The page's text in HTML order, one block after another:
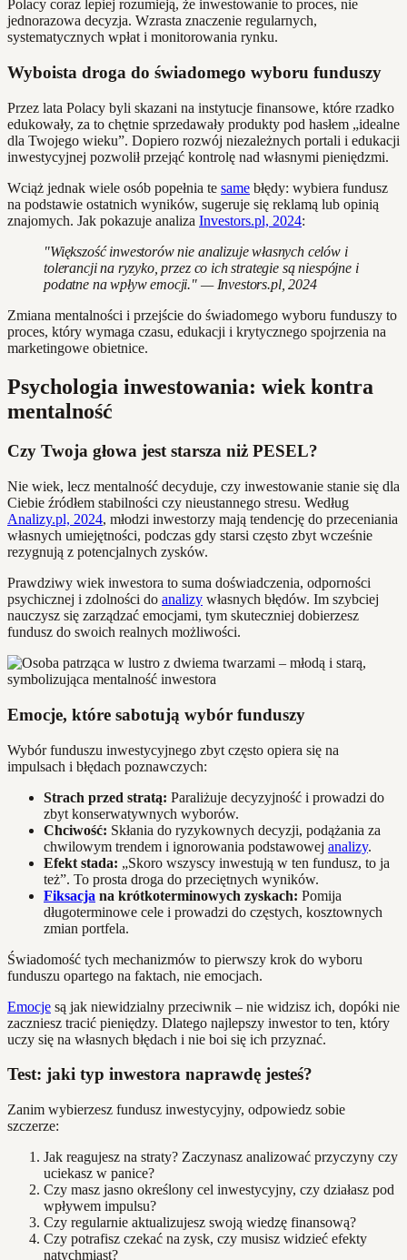
Polacy coraz lepiej rozumieją, że inwestowanie to proces, nie
jednorazowa decyzja. Wzrasta znaczenie regularnych,
systematycznych wpłat i monitorowania rynku.
Wyboista droga do świadomego wyboru funduszy
Przez lata Polacy byli skazani na instytucje finansowe, które rzadko
edukowały, za to chętnie sprzedawały produkty pod hasłem „idealne
dla Twojego wieku”. Dopiero rozwój niezależnych portali i edukacji
inwestycyjnej pozwolił przejąć kontrolę nad własnymi pieniędzmi.
Wciąż jednak wiele osób popełnia te same błędy: wybiera fundusz
na podstawie ostatnich wyników, sugeruje się reklamą lub opinią
znajomych. Jak pokazuje analiza Investors.pl, 2024:
"Większość inwestorów nie analizuje własnych celów i
tolerancji na ryzyko, przez co ich strategie są niespójne i
podatne na wpływ emocji." — Investors.pl, 2024
Zmiana mentalności i przejście do świadomego wyboru funduszy to
proces, który wymaga czasu, edukacji i krytycznego spojrzenia na
marketingowe obietnice.
Psychologia inwestowania: wiek kontra
mentalność
Czy Twoja głowa jest starsza niż PESEL?
Nie wiek, lecz mentalność decyduje, czy inwestowanie stanie się dla
Ciebie źródłem stabilności czy nieustannego stresu. Według
Analizy.pl, 2024, młodzi inwestorzy mają tendencję do przeceniania
własnych umiejętności, podczas gdy starsi często zbyt wcześnie
rezygnują z potencjalnych zysków.
Prawdziwy wiek inwestora to suma doświadczenia, odporności
psychicznej i zdolności do analizy własnych błędów. Im szybciej
nauczysz się zarządzać emocjami, tym skuteczniej dobierzesz
fundusz do swoich realnych możliwości.
Emocje, które sabotują wybór funduszy
Wybór funduszu inwestycyjnego zbyt często opiera się na
impulsach i błędach poznawczych:
Strach przed stratą: Paraliżuje decyzyjność i prowadzi do
zbyt konserwatywnych wyborów.
Chciwość: Skłania do ryzykownych decyzji, podążania za
chwilowym trendem i ignorowania podstawowej analizy.
Efekt stada: „Skoro wszyscy inwestują w ten fundusz, to ja
też”. To prosta droga do przeciętnych wyników.
Fiksacja na krótkoterminowych zyskach: Pomija
długoterminowe cele i prowadzi do częstych, kosztownych
zmian portfela.
Świadomość tych mechanizmów to pierwszy krok do wyboru
funduszu opartego na faktach, nie emocjach.
Emocje są jak niewidzialny przeciwnik – nie widzisz ich, dopóki nie
zaczniesz tracić pieniędzy. Dlatego najlepszy inwestor to ten, który
uczy się na własnych błędach i nie boi się ich przyznać.
Test: jaki typ inwestora naprawdę jesteś?
Zanim wybierzesz fundusz inwestycyjny, odpowiedz sobie
szczerze:
Jak reagujesz na straty? Zaczynasz analizować przyczyny czy
uciekasz w panice?
Czy masz jasno określony cel inwestycyjny, czy działasz pod
wpływem impulsu?
Czy regularnie aktualizujesz swoją wiedzę finansową?
Czy potrafisz czekać na zysk, czy musisz widzieć efekty
natychmiast?